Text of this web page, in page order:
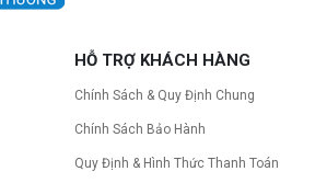
HỖ TRỢ KHÁCH HÀNG
Chính Sách & Quy Định Chung
Chính Sách Bảo Hành
Quy Định & Hình Thức Thanh Toán